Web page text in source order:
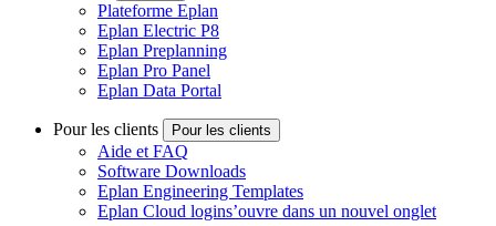
Plateforme Eplan
Eplan Electric P8
Eplan Preplanning
Eplan Pro Panel
Eplan Data Portal
Pour les clients Pour les clients
Aide et FAQ
Software Downloads
Eplan Engineering Templates
Eplan Cloud logins’ouvre dans un nouvel onglet